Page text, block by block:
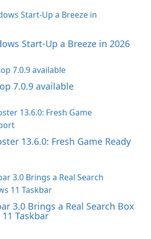
Start-Up a Breeze in 2026
7.0.9 available
13.6.0: Fresh Game Ready
3.0 Brings a Real Search Box
Taskbar